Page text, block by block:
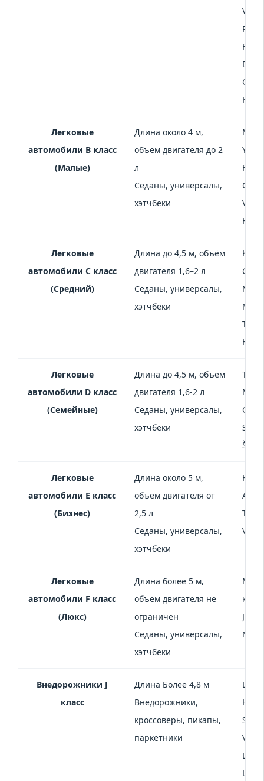
Ока,
Ka
Легковые
автомобили В класс
(Малые)
Длина около 4 м,
объем двигателя до 2
л
Седаны, универсалы,
хэтчбеки
Mini
Ford
Легковые
автомобили C класс
(Средний)
Длина до 4,5 м, объём
двигателя 1,6–2 л
Седаны, универсалы,
хэтчбеки
Kia
Golf,
Легковые
автомобили D класс
(Семейные)
Длина до 4,5 м, объем
двигателя 1,6-2 л
Седаны, универсалы,
хэтчбеки
Opel
Легковые
автомобили Е класс
(Бизнес)
Длина около 5 м,
объем двигателя от
2,5 л
Седаны, универсалы,
хэтчбеки
Audi
Легковые
автомобили F класс
(Люкс)
Длина более 5 м,
объем двигателя не
ограничен
Седаны, универсалы,
хэтчбеки
Внедорожники J
класс
Длина Более 4,8 м
Внедорожники,
кроссоверы, пикапы,
паркетники
Lada
Land